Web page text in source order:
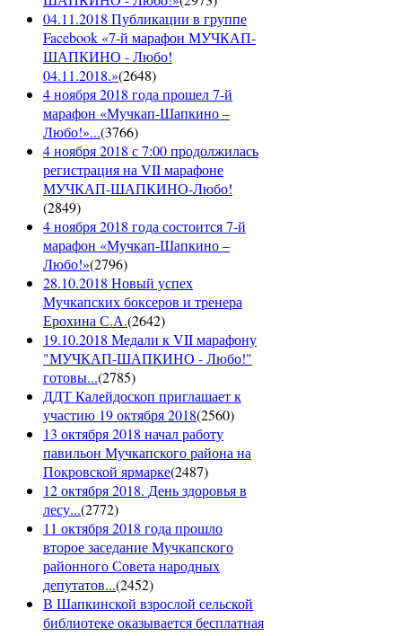
04.11.2018 Публикации в группе
Facebook «7-й марафон МУЧКАП-
ШАПКИНО - Любо!
04.11.2018.»(2648)
4 ноября 2018 года прошел 7-й
марафон «Мучкап-Шапкино –
Любо!»...(3766)
4 ноября 2018 с 7:00 продолжилась
регистрация на VII марафоне
МУЧКАП-ШАПКИНО-Любо!
(2849)
4 ноября 2018 года состоится 7-й
марафон «Мучкап-Шапкино –
Любо!»(2796)
28.10.2018 Новый успех
Мучкапских боксеров и тренера
Ерохина С.А.(2642)
19.10.2018 Медали к VII марафону
"МУЧКАП-ШАПКИНО - Любо!"
готовы...(2785)
ДДТ Калейдоскоп приглашает к
участию 19 октября 2018(2560)
13 октября 2018 начал работу
павильон Мучкапского района на
Покровской ярмарке(2487)
12 октября 2018. День здоровья в
лесу...(2772)
11 октября 2018 года прошло
второе заседание Мучкапского
районного Совета народных
депутатов...(2452)
В Шапкинской взрослой сельской
библиотеке оказывается бесплатная